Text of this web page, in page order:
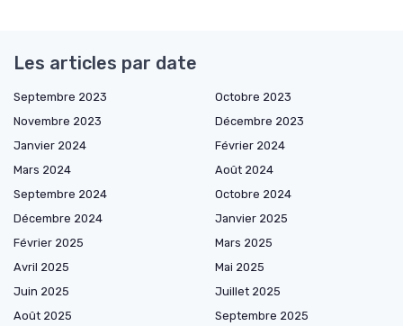
Les articles par date
Septembre 2023
Octobre 2023
Novembre 2023
Décembre 2023
Janvier 2024
Février 2024
Mars 2024
Août 2024
Septembre 2024
Octobre 2024
Décembre 2024
Janvier 2025
Février 2025
Mars 2025
Avril 2025
Mai 2025
Juin 2025
Juillet 2025
Août 2025
Septembre 2025